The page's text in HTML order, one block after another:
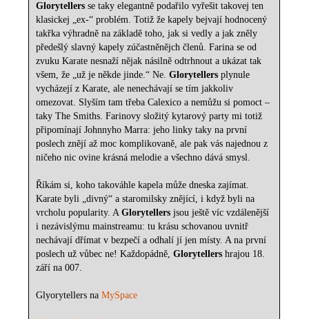
Glorytellers se taky elegantně podařilo vyřešit takovej ten
klasickej „ex-“ problém. Totiž že kapely bejvají hodnocený
takřka výhradně na základě toho, jak si vedly a jak zněly
předešlý slavný kapely zúčastněnějch členů. Farina se od
zvuku Karate nesnaží nějak násilně odtrhnout a ukázat tak
všem, že „už je někde jinde.“ Ne.Glorytellers plynule
vycházejí z Karate, ale nenechávají se tím jakkoliv
omezovat. Slyším tam třeba Calexico a nemůžu si pomoct –
taky The Smiths. Farinovy složitý kytarový party mi totiž
připomínají Johnnyho Marra: jeho linky taky na první
poslech znějí až moc komplikovaně, ale pak vás najednou z
ničeho nic ovine krásná melodie a všechno dává smysl.
Říkám si, koho takováhle kapela může dneska zajímat.
Karate byli „divný“ a staromilsky znějící, i když byli na
vrcholu popularity. AGlorytellers jsou ještě víc vzdálenější
i nezávislýmu mainstreamu: tu krásu schovanou uvnitř
nechávají dřímat v bezpečí a odhalí jí jen místy. A na první
poslech už vůbec ne! Každopádně,Glorytellers hrajou 18.
září na 007.
Glyorytellers naMySpace